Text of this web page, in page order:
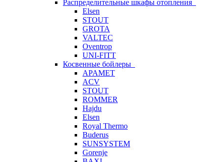
Распределительные шкафы отопления
Elsen
STOUT
GROTA
VALTEC
Oventrop
UNI-FITT
Косвенные бойлеры
APAMET
ACV
STOUT
ROMMER
Hajdu
Elsen
Royal Thermo
Buderus
SUNSYSTEM
Gorenje